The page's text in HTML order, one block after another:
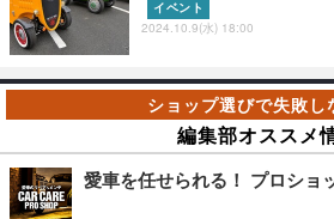
イベント
2024.10.9(水) 18:00
編集部オススメ
愛車を任せられる！ プロショ